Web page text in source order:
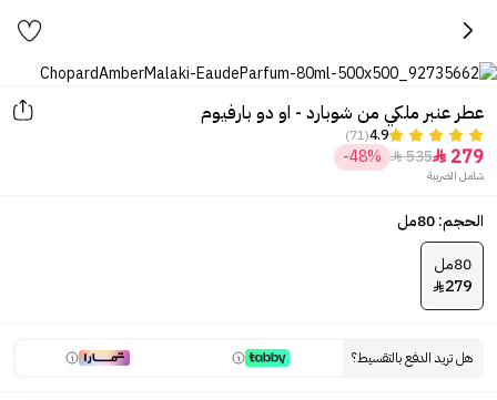
عطر عنبر ملكي من شوبارد - او دو بارفيوم
4.9
(71)
279

535

-48%
شامل الضريبة
الحجم: 80مل
80مل
279

هل تريد الدفع بالتقسيط؟